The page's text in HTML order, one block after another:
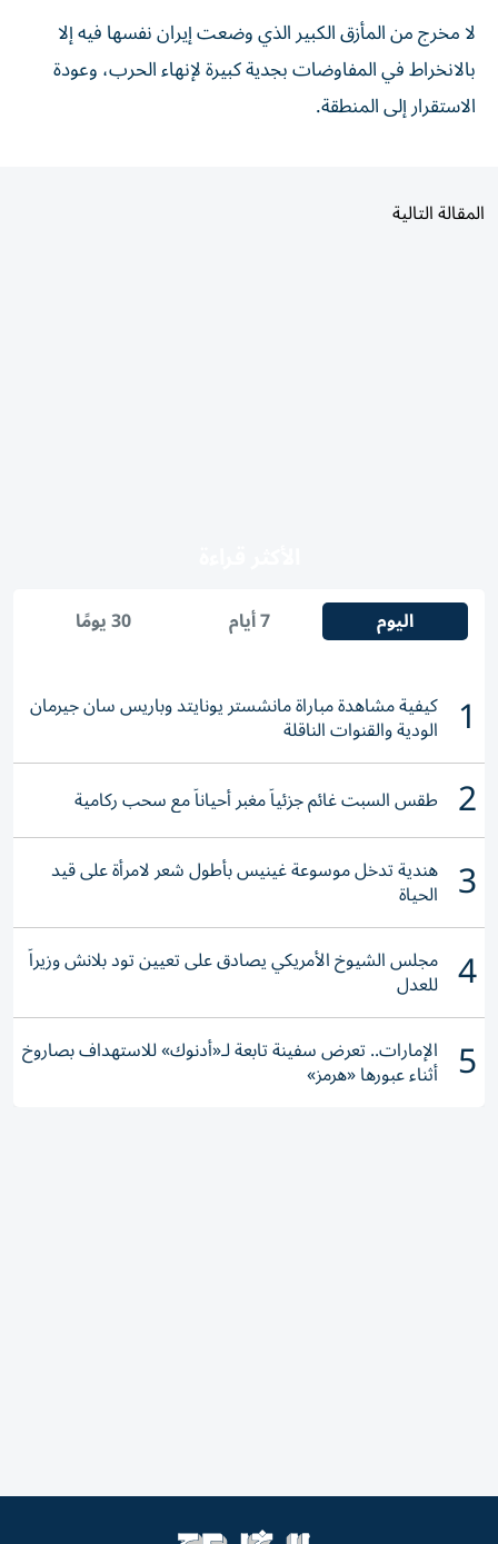
لا مخرج من المأزق الكبير الذي وضعت إيران نفسها فيه إلا
بالانخراط في المفاوضات بجدية كبيرة لإنهاء الحرب، وعودة
الاستقرار إلى المنطقة.
المقالة التالية
اليوم 7 أيام 30 يومًا
1 كيفية مشاهدة مباراة مانشستر يونايتد وباريس سان جيرمان
الودية والقنوات الناقلة
2 طقس السبت غائم جزئياً مغبر أحياناً مع سحب ركامية
3 هندية تدخل موسوعة غينيس بأطول شعر لامرأة على قيد
الحياة
4 مجلس الشيوخ الأمريكي يصادق على تعيين تود بلانش وزيراً
للعدل
5 الإمارات.. تعرض سفينة تابعة لـ«أدنوك» للاستهداف بصاروخ
أثناء عبورها «هرمز»